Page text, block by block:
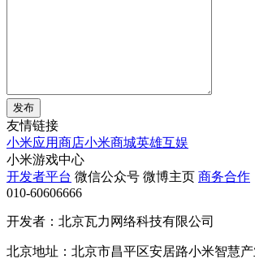
发布
友情链接
小米应用商店小米商城英雄互娱
小米游戏中心
开发者平台 微信公众号 微博主页 商务合作
010-60606666
开发者：北京瓦力网络科技有限公司
北京地址：北京市昌平区安居路小米智慧产